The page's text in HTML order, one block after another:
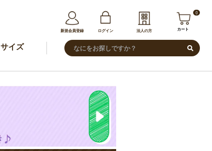
新規会員登録 ログイン 法人の方
0
カート
サイズ